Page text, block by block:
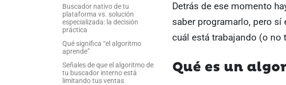
Buscador nativo de tu
plataforma vs. solución
especializada: la decisión
práctica
Qué significa “el algoritmo
aprende”
Señales de que el algoritmo de
tu buscador interno está
limitando tus ventas
Detrás de ese momento
saber programarlo, pero
cuál está trabajando (o no
Qué es un